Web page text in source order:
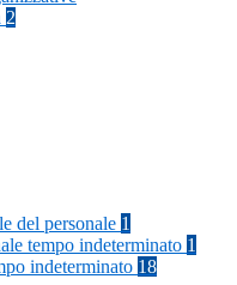
2
del personale 1
tempo indeterminato 1
indeterminato 18